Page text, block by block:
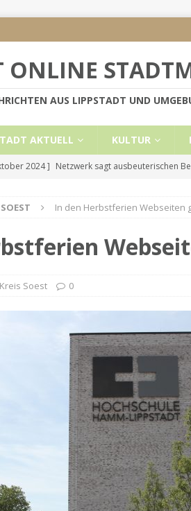
ONLINE
AUS LIPPSTADT UND
AKTUELL KULTUR
2024 ] Netzwerk sagt ausbeuterischen
2024 ] Höhere Mietobergrenzen für
2024 ]
Geschützt: Reden im
Internetauftritt der Stadt Lippstadt
AKTUELL
In den Herbstferien Webseiten
Kreis Soest 0